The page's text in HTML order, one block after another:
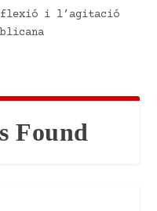
i l’agitació
Found